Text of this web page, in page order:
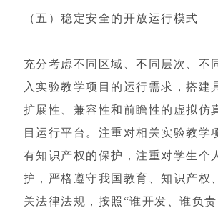
（五）稳定安全的开放运行模式
充分考虑不同区域、不同层次、不
入实验教学项目的运行需求，搭建
扩展性、兼容性和前瞻性的虚拟仿
目运行平台。注重对相关实验教学
有知识产权的保护，注重对学生个
护，严格遵守我国教育、知识产权
关法律法规，按照“谁开发、谁负